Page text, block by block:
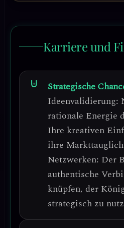
Karriere und
Strategische
Ideenvalidierung:
rationale Energie
Ihre kreativen
ihre
Netzwerken: Der
authentische
knüpfen, der
strategisch zu